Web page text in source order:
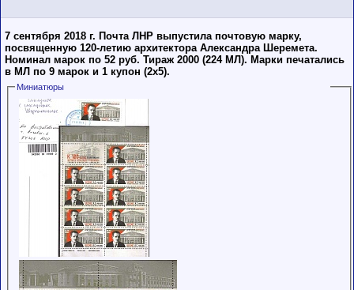
7 сентября 2018 г. Почта ЛНР выпустила почтовую марку,
посвященную 120-летию архитектора Александра Шеремета.
Номинал марок по 52 руб. Тираж 2000 (224 МЛ). Марки печатались
в МЛ по 9 марок и 1 купон (2х5).
Миниатюры